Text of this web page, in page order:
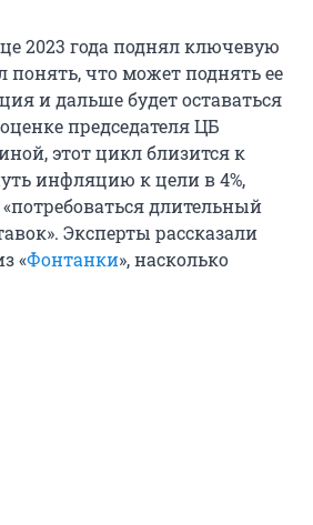
2023 года поднял ключевую
понять, что может поднять ее
и дальше будет оставаться
председателя ЦБ
этот цикл близится к
инфляцию к цели в 4%,
длительный
Эксперты рассказали
«Фонтанки», насколько